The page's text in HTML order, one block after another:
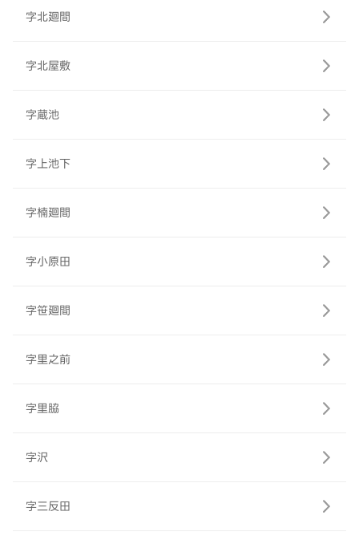
字北廻間
字北屋敷
字蔵池
字上池下
字楠廻間
字小原田
字笹廻間
字里之前
字里脇
字沢
字三反田